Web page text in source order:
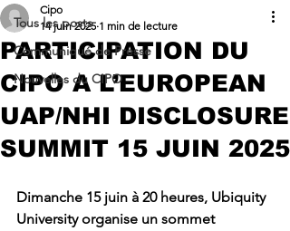
Tous les posts
Communiqué de Presse
Nouvelles du CIPO
PARTICIPATION DU
CIPO A L’EUROPEAN
UAP/NHI DISCLOSURE
SUMMIT 15 JUIN 2025
Cipo
14 juin 2025 1 min de lecture
Dimanche 15 juin à 20 heures, Ubiquity
University organise un sommet